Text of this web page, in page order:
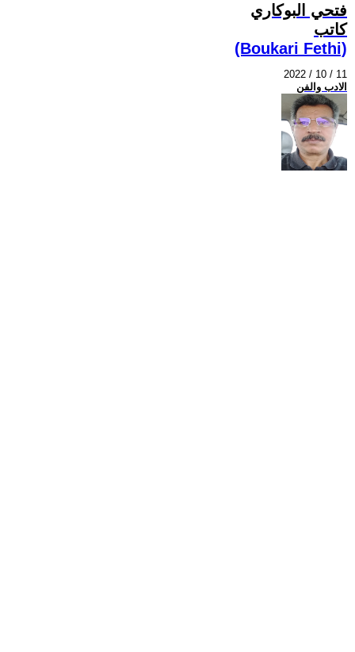
فتحي البوكاري
كاتب
(Boukari Fethi)
2022 / 10 / 11
الادب والفن